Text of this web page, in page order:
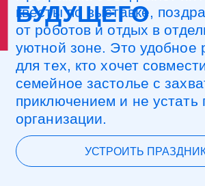
организации.
УСТРОИТЬ ПРАЗДНИК
КЛАССНЫЕ
ЭКСКУРСИИ